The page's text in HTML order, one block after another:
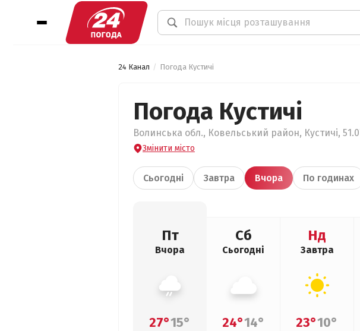
24 Канал Погода Кустичі
Погода Кустичі
Волинська обл., Ковельський район, Кустичі,
Змінити місто
Сьогодні Завтра Вчора По годинах
Пт
Вчора
27°15°
Сб
Сьогодні
24°14°
Нд
Завтра
23°10°